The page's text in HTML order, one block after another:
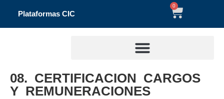
Plataformas CIC
0
08. CERTIFICACION CARGOS
Y REMUNERACIONES